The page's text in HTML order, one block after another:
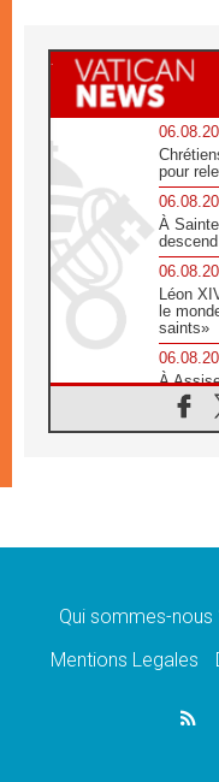
pour
À
Léon
le
saints»
À
«les
«La
Le
Qui sommes-nous
Mentions Legales